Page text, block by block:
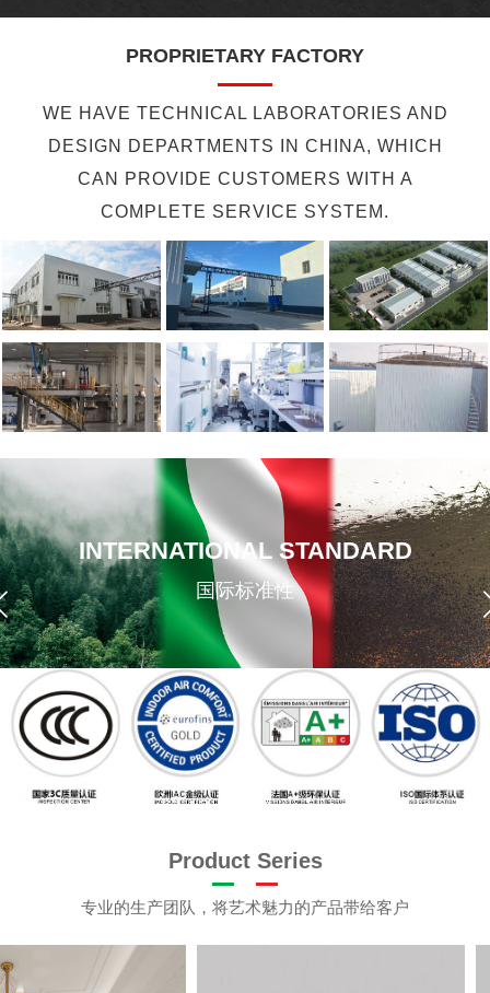
PROPRIETARY FACTORY
WE HAVE TECHNICAL LABORATORIES AND
DESIGN DEPARTMENTS IN CHINA, WHICH
CAN PROVIDE CUSTOMERS WITH A
COMPLETE SERVICE SYSTEM.
INTERNATIONAL STANDARD
国际标准性
Product Series
专业的生产团队，将艺术魅力的产品带给客户